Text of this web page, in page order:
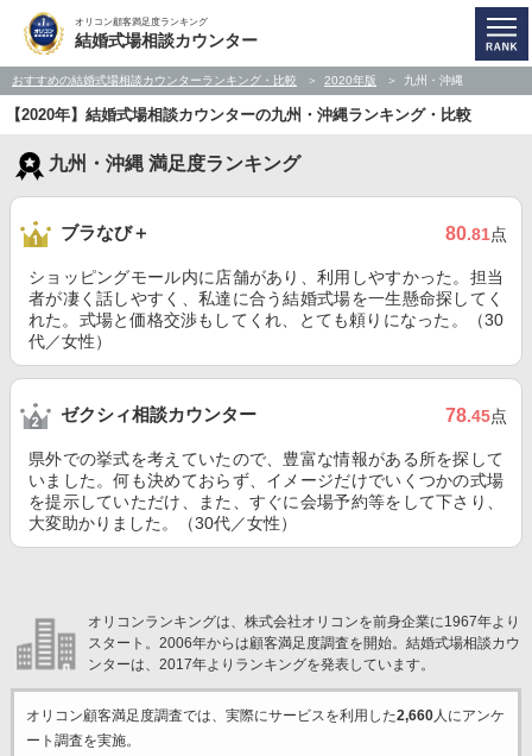
オリコン顧客満足度ランキング
結婚式場相談カウンター
おすすめの結婚式場相談カウンターランキング・比較 2020年版 九州・沖縄
【2020年】結婚式場相談カウンターの九州・沖縄ランキング・比較
九州・沖縄 満足度ランキング
ブラなび＋ 80.81点
ショッピングモール内に店舗があり、利用しやすかった。担当
者が凄く話しやすく、私達に合う結婚式場を一生懸命探してく
れた。式場と価格交渉もしてくれ、とても頼りになった。（30
代／女性）
ゼクシィ相談カウンター 78.45点
県外での挙式を考えていたので、豊富な情報がある所を探して
いました。何も決めておらず、イメージだけでいくつかの式場
を提示していただけ、また、すぐに会場予約等をして下さり、
大変助かりました。（30代／女性）
オリコンランキングは、株式会社オリコンを前身企業に1967年より
スタート。2006年からは顧客満足度調査を開始。結婚式場相談カウ
ンターは、2017年よりランキングを発表しています。
オリコン顧客満足度調査では、実際にサービスを利用した2,660人にアンケ
ート調査を実施。